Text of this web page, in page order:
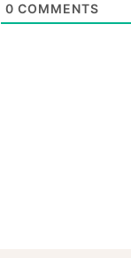
0 COMMENTS